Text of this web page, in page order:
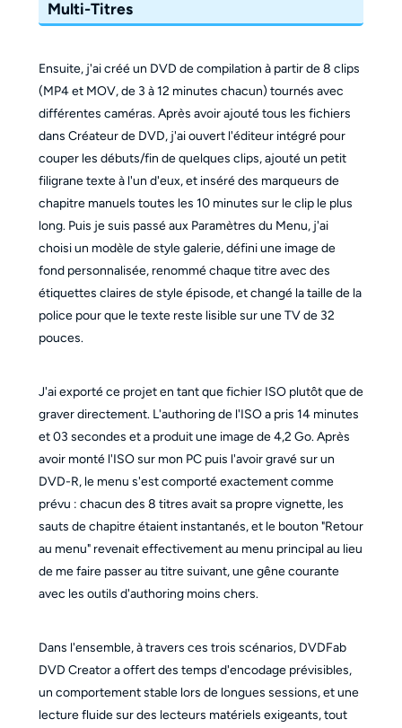
Multi-Titres
Ensuite, j'ai créé un DVD de compilation à partir de 8 clips
(MP4 et MOV, de 3 à 12 minutes chacun) tournés avec
différentes caméras. Après avoir ajouté tous les fichiers
dans Créateur de DVD, j'ai ouvert l'éditeur intégré pour
couper les débuts/fin de quelques clips, ajouté un petit
filigrane texte à l'un d'eux, et inséré des marqueurs de
chapitre manuels toutes les 10 minutes sur le clip le plus
long. Puis je suis passé aux Paramètres du Menu, j'ai
choisi un modèle de style galerie, défini une image de
fond personnalisée, renommé chaque titre avec des
étiquettes claires de style épisode, et changé la taille de la
police pour que le texte reste lisible sur une TV de 32
pouces.
J'ai exporté ce projet en tant que fichier ISO plutôt que de
graver directement. L'authoring de l'ISO a pris 14 minutes
et 03 secondes et a produit une image de 4,2 Go. Après
avoir monté l'ISO sur mon PC puis l'avoir gravé sur un
DVD-R, le menu s'est comporté exactement comme
prévu : chacun des 8 titres avait sa propre vignette, les
sauts de chapitre étaient instantanés, et le bouton "Retour
au menu" revenait effectivement au menu principal au lieu
de me faire passer au titre suivant, une gêne courante
avec les outils d'authoring moins chers.
Dans l'ensemble, à travers ces trois scénarios, DVDFab
DVD Creator a offert des temps d'encodage prévisibles,
un comportement stable lors de longues sessions, et une
lecture fluide sur des lecteurs matériels exigeants, tout